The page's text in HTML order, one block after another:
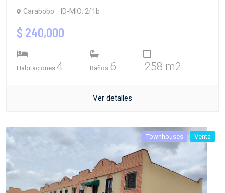
Carabobo ID-MIO: 2f1b
$ 240,000
Habitaciones 4 Baños 6 258 m2
Ver detalles
Townhouses Venta